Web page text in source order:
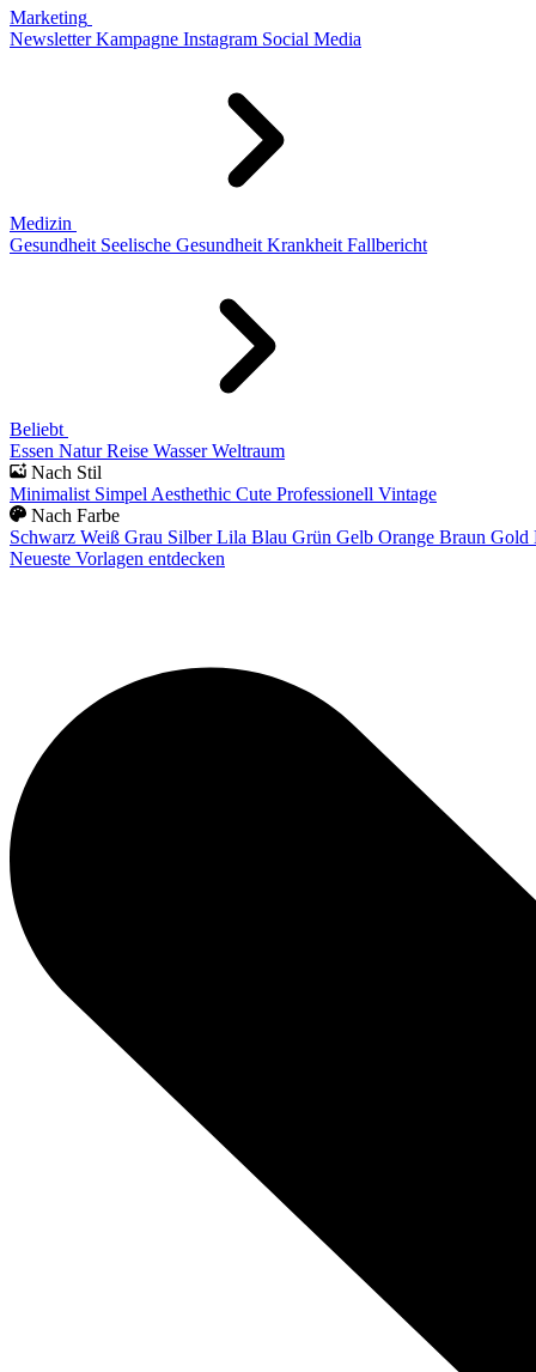
Marketing
Newsletter Kampagne Instagram Social Media
Medizin
Gesundheit Seelische Gesundheit Krankheit Fallbericht
Beliebt
Essen Natur Reise Wasser Weltraum
Nach Stil
Minimalist Simpel Aesthethic Cute Professionell Vintage
Nach Farbe
Schwarz Weiß Grau Silber Lila Blau Grün Gelb Orange Braun Gold
Neueste Vorlagen entdecken